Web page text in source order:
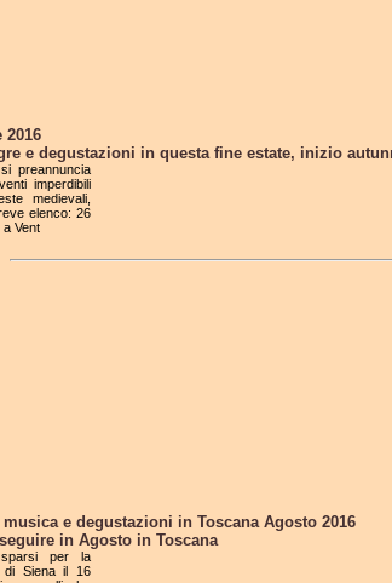
2016
e degustazioni in questa fine estate, inizio
preannuncia
imperdibili
medievali,
elenco: 26
Vent
e degustazioni in Toscana Agosto 2016
in Agosto in Toscana
sparsi per la
di Siena il 16